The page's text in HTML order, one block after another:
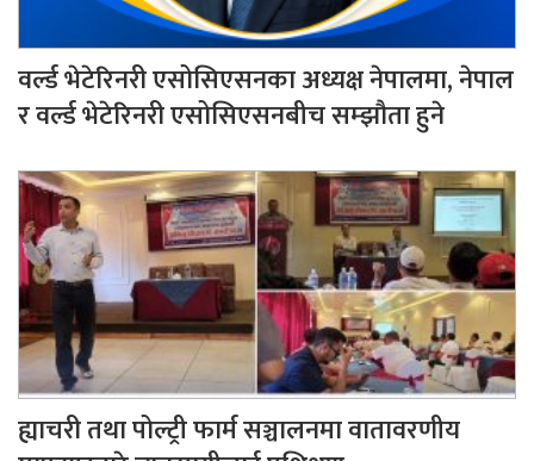
वर्ल्ड भेटेरिनरी एसोसिएसनका अध्यक्ष नेपालमा, नेपाल
र वर्ल्ड भेटेरिनरी एसोसिएसनबीच सम्झौता हुने
ह्याचरी तथा पोल्ट्री फार्म सञ्चालनमा वातावरणीय